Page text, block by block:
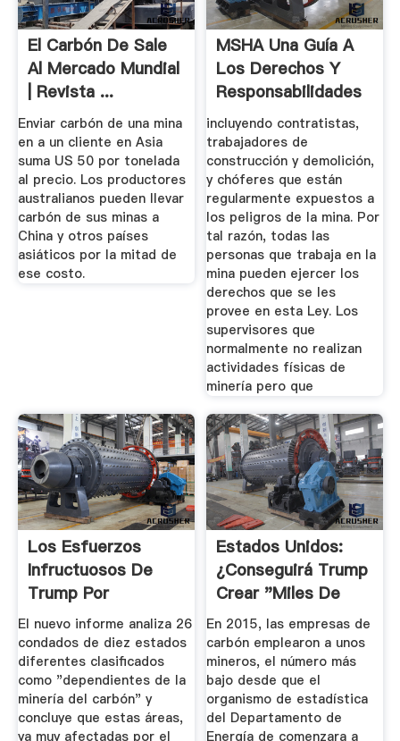
El Carbón De Sale
Al Mercado Mundial
| Revista ...
Enviar carbón de una mina
en a un cliente en Asia
suma US 50 por tonelada
al precio. Los productores
australianos pueden llevar
carbón de sus minas a
China y otros países
asiáticos por la mitad de
ese costo.
MSHA Una Guía A
Los Derechos Y
Responsabilidades
De Los ...
incluyendo contratistas,
trabajadores de
construcción y demolición,
y chóferes que están
regularmente expuestos a
los peligros de la mina. Por
tal razón, todas las
personas que trabaja en la
mina pueden ejercer los
derechos que se les
provee en esta Ley. Los
supervisores que
normalmente no realizan
actividades físicas de
minería pero que
Los Esfuerzos
Infructuosos De
Trump Por
Revitalizar La ...
El nuevo informe analiza 26
condados de diez estados
diferentes clasificados
como "dependientes de la
minería del carbón" y
concluye que estas áreas,
ya muy afectadas por el
Estados Unidos:
¿conseguirá Trump
Crear "miles De
Empleos ...
En 2015, las empresas de
carbón emplearon a unos
mineros, el número más
bajo desde que el
organismo de estadística
del Departamento de
Energía de comenzara a